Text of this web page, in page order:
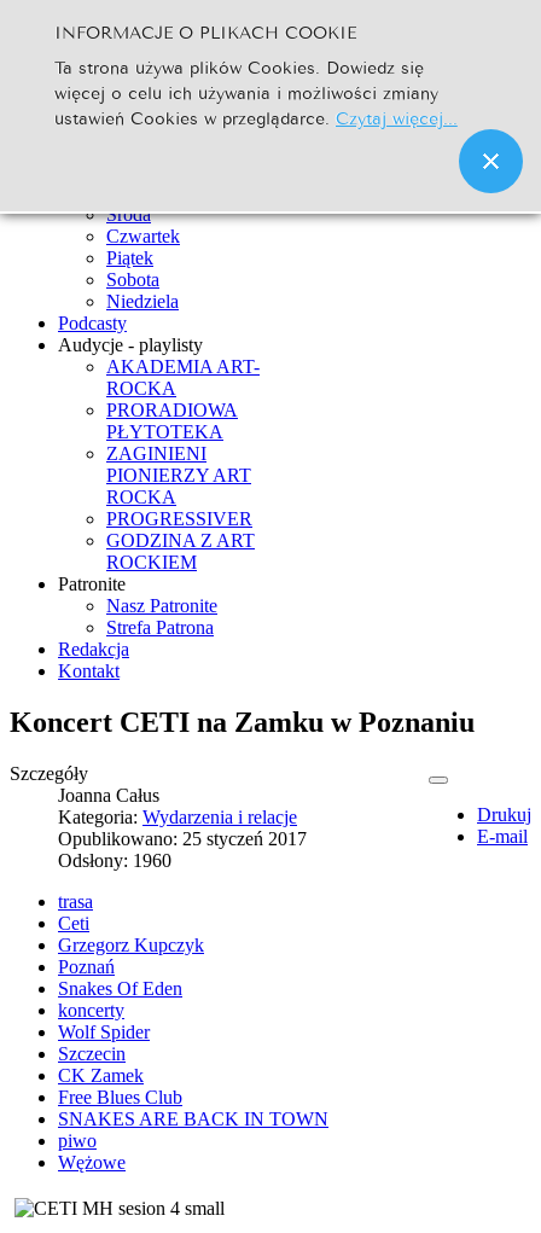
Szukaj... Go
Strona Główna
Newsy
Środa
Czwartek
Piątek
Sobota
Niedziela
Podcasty
Audycje - playlisty
AKADEMIA ART-
ROCKA
PRORADIOWA
PŁYTOTEKA
ZAGINIENI
PIONIERZY ART
ROCKA
PROGRESSIVER
GODZINA Z ART
ROCKIEM
Patronite
Nasz Patronite
Strefa Patrona
Redakcja
Kontakt
Koncert CETI na Zamku w Poznaniu
Drukuj
E-mail
Szczegóły
Joanna Całus
Kategoria: Wydarzenia i relacje
Opublikowano: 25 styczeń 2017
Odsłony: 1960
trasa
Ceti
Grzegorz Kupczyk
Poznań
Snakes Of Eden
koncerty
Wolf Spider
Szczecin
CK Zamek
Free Blues Club
SNAKES ARE BACK IN TOWN
piwo
Wężowe
INFORMACJE O PLIKACH COOKIE
Ta strona używa plików Cookies. Dowiedz się
więcej o celu ich używania i możliwości zmiany
ustawień Cookies w przeglądarce. Czytaj więcej...